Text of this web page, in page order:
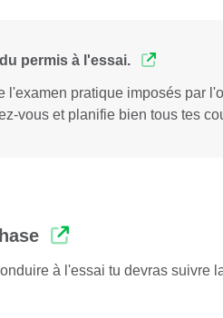
permis à l'essai.
pratique imposés par
vous et planifie bien tous tes
à l'essai tu devras suivre